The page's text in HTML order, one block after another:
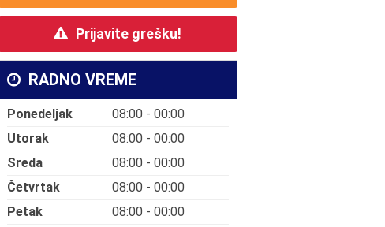
Prijavite grešku!
RADNO VREME
Ponedeljak
08:00 - 00:00
Utorak
08:00 - 00:00
Sreda
08:00 - 00:00
Četvrtak
08:00 - 00:00
Petak
08:00 - 00:00